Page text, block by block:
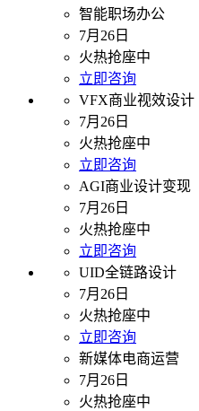
智能职场办公
7月26日
火热抢座中
立即咨询
VFX商业视效设计
7月26日
火热抢座中
立即咨询
AGI商业设计变现
7月26日
火热抢座中
立即咨询
UID全链路设计
7月26日
火热抢座中
立即咨询
新媒体电商运营
7月26日
火热抢座中